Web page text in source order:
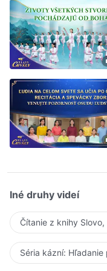
Iné druhy videí
Čítanie z knihy
Séria kázní: